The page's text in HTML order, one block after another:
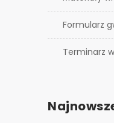
Formularz
Terminarz